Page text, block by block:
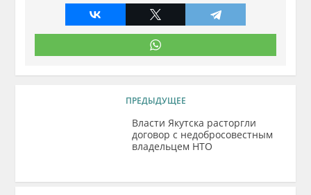
ПРЕДЫДУЩЕЕ
Власти Якутска расторгли
договор с недобросовестным
владельцем НТО